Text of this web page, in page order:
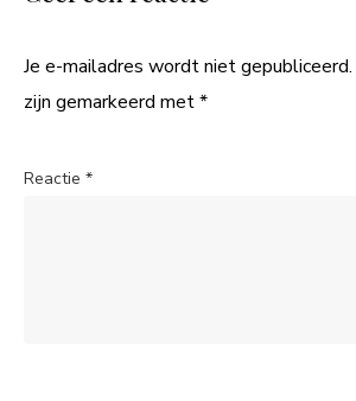
Je e-mailadres wordt niet gepubliceerd.
zijn gemarkeerd met*
Reactie *